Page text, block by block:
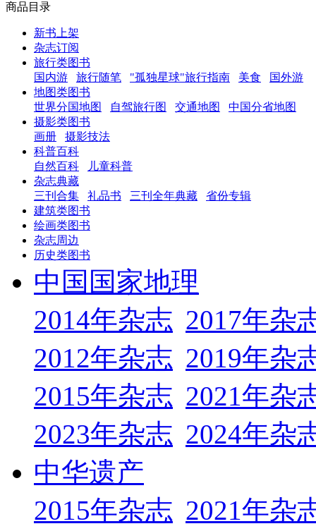
商品目录
新书上架
杂志订阅
旅行类图书
国内游
旅行随笔 "孤独星球"旅行指南 美食
国外游
地图类图书
世界分国地图
自驾旅行图 交通地图
中国分省地图
摄影类图书
画册
摄影技法
科普百科
自然百科
儿童科普
杂志典藏
三刊合集
礼品书 三刊全年典藏
省份专辑
建筑类图书
绘画类图书
杂志周边
历史类图书
中国国家地理
2014年杂志 2017年杂
2012年杂志 2019年杂
2015年杂志 2021年杂
2023年杂志 2024年杂
中华遗产
2015年杂志 2021年杂